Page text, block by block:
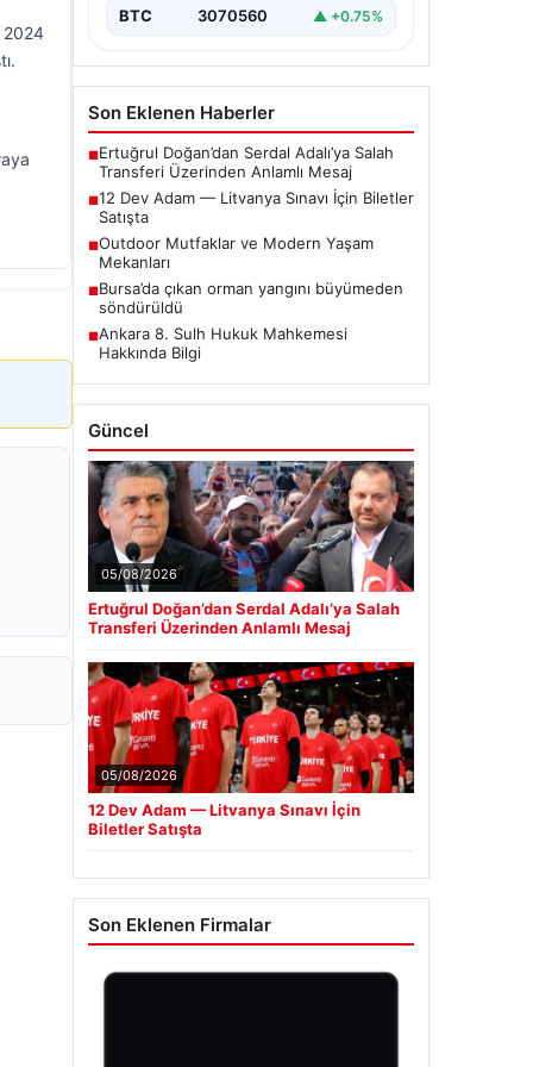
2024
BTC 3070560 ▲ +0.75%
Son Eklenen Haberler
■Ertuğrul Doğan’dan Serdal Adalı’ya Salah
Transferi Üzerinden Anlamlı Mesaj
■12 Dev Adam — Litvanya Sınavı İçin Biletler
Satışta
■Outdoor Mutfaklar ve Modern Yaşam
Mekanları
■Bursa’da çıkan orman yangını büyümeden
söndürüldü
■Ankara 8. Sulh Hukuk Mahkemesi
Hakkında Bilgi
Güncel
05/08/2026
Ertuğrul Doğan’dan Serdal Adalı’ya Salah
Transferi Üzerinden Anlamlı Mesaj
05/08/2026
12 Dev Adam — Litvanya Sınavı İçin
Biletler Satışta
Son Eklenen Firmalar